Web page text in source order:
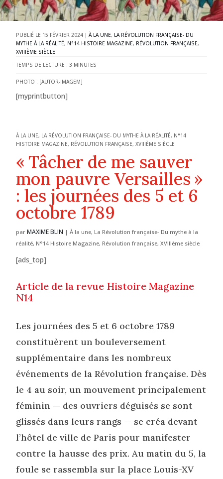
15 FÉVRIER 2024 |À LA UNE, LA RÉVOLUTION FRANÇAISE- DU
MYTHE À LA RÉALITÉ, N°14 HISTOIRE MAGAZINE, RÉVOLUTION FRANÇAISE,
XVIIIÈME SIÈCLE
TEMPS DE LECTURE : 3 MINUTES
PHOTO : [AUTOR-IMAGEM]
[myprintbutton]
À LA UNE, LA RÉVOLUTION FRANÇAISE- DU MYTHE À LA RÉALITÉ, N°14
HISTOIRE MAGAZINE, RÉVOLUTION FRANÇAISE,XVIIIÈME SIÈCLE
« Tâcher de me sauver
mon pauvre Versailles »
: les journées des 5 et 6
octobre 1789
parMAXIME BLIN |À la une, La Révolution française- Du mythe à la
réalité, N°14 Histoire Magazine, Révolution française,XVIIIème siècle
[ads_top]
Article de la revue Histoire Magazine
N14
Les journées des 5 et 6 octobre 1789
constituèrent un bouleversement
supplémentaire dans les nombreux
événements de la Révolution française. Dès
le 4 au soir, un mouvement principalement
féminin — des ouvriers déguisés se sont
glissés dans leurs rangs — se créa devant
l’hôtel de ville de Paris pour manifester
contre la hausse des prix. Au matin du 5, la
foule se rassembla sur la place Louis-XV